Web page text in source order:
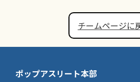
チームページに
ポップアスリート本部